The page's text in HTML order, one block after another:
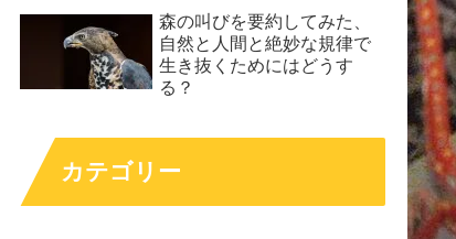
森の叫びを要約してみた、
自然と人間と絶妙な規律で
生き抜くためにはどうす
る？
カテゴリー